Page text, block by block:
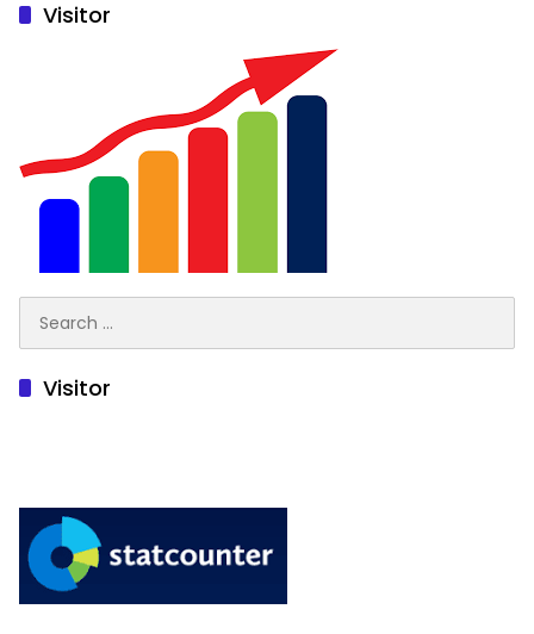
Visitor
for:
Visitor